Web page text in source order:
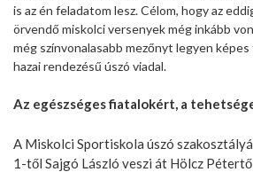
is az én feladatom lesz. Célom, hogy az
örvendő miskolci versenyek még inkább
még színvonalasabb mezőnyt legyen
hazai rendezésű úszó viadal.
Az egészséges fiatalokért, a
A Miskolci Sportiskola úszó
1-től Sajgó László veszi át Hölcz